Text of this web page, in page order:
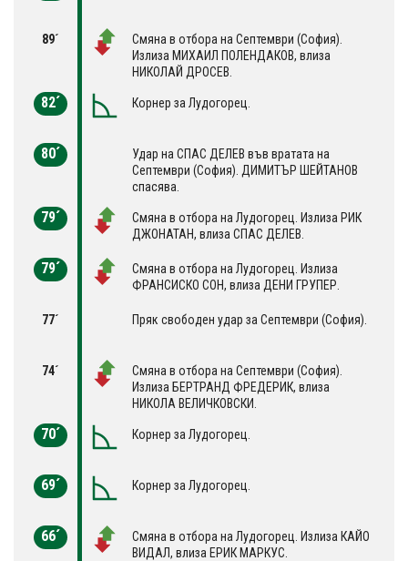
89´
Смяна в отбора на Септември (София).
Излиза МИХАИЛ ПОЛЕНДАКОВ, влиза
НИКОЛАЙ ДРОСЕВ.
82´ Корнер за Лудогорец.
80´
Удар на СПАС ДЕЛЕВ във вратата на
Септември (София). ДИМИТЪР ШЕЙТАНОВ
спасява.
79´
Смяна в отбора на Лудогорец. Излиза РИК
ДЖОНАТАН, влиза СПАС ДЕЛЕВ.
79´
Смяна в отбора на Лудогорец. Излиза
ФРАНСИСКО СОН, влиза ДЕНИ ГРУПЕР.
77´ Пряк свободен удар за Септември (София).
74´
Смяна в отбора на Септември (София).
Излиза БЕРТРАНД ФРЕДЕРИК, влиза
НИКОЛА ВЕЛИЧКОВСКИ.
70´ Корнер за Лудогорец.
69´ Корнер за Лудогорец.
66´
Смяна в отбора на Лудогорец. Излиза КАЙО
ВИДАЛ, влиза ЕРИК МАРКУС.